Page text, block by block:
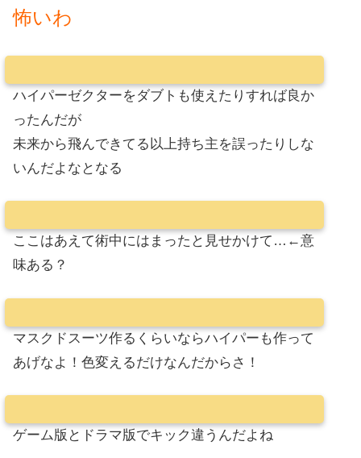
怖いわ
ハイパーゼクターをダブトも使えたりすれば良か
ったんだが
未来から飛んできてる以上持ち主を誤ったりしな
いんだよなとなる
ここはあえて術中にはまったと見せかけて…←意
味ある？
マスクドスーツ作るくらいならハイパーも作って
あげなよ！色変えるだけなんだからさ！
ゲーム版とドラマ版でキック違うんだよね